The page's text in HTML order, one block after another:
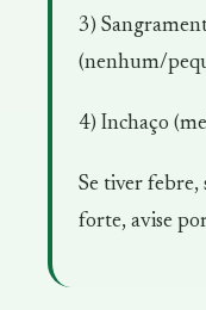
3)
(nenhum/
4) Inchaço
Se tiver febre,
forte, avise